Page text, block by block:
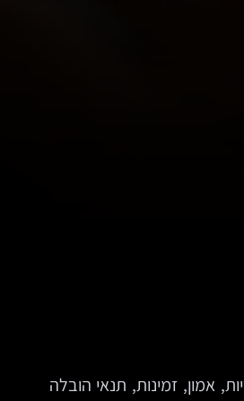
אמון, זמינות, תנאי הובלה